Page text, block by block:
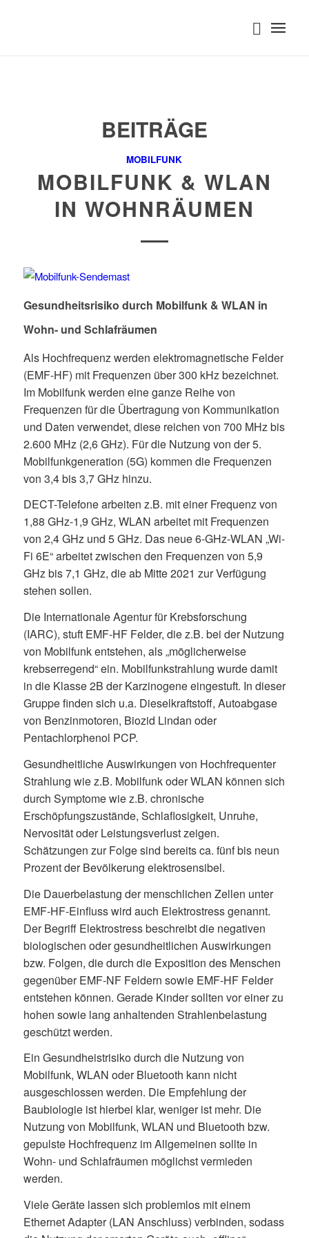
BEITRÄGE
MOBILFUNK
MOBILFUNK & WLAN
IN WOHNRÄUMEN
Gesundheitsrisiko durch Mobilfunk & WLAN in
Wohn- und Schlafräumen
Als Hochfrequenz werden elektromagnetische Felder
(EMF-HF) mit Frequenzen über 300 kHz bezeichnet.
Im Mobilfunk werden eine ganze Reihe von
Frequenzen für die Übertragung von Kommunikation
und Daten verwendet, diese reichen von 700 MHz bis
2.600 MHz (2,6 GHz). Für die Nutzung von der 5.
Mobilfunkgeneration (5G) kommen die Frequenzen
von 3,4 bis 3,7 GHz hinzu.
DECT-Telefone arbeiten z.B. mit einer Frequenz von
1,88 GHz-1,9 GHz, WLAN arbeitet mit Frequenzen
von 2,4 GHz und 5 GHz. Das neue 6-GHz-WLAN „Wi-
Fi 6E“ arbeitet zwischen den Frequenzen von 5,9
GHz bis 7,1 GHz, die ab Mitte 2021 zur Verfügung
stehen sollen.
Die Internationale Agentur für Krebsforschung
(IARC), stuft EMF-HF Felder, die z.B. bei der Nutzung
von Mobilfunk entstehen, als „möglicherweise
krebserregend“ ein. Mobilfunkstrahlung wurde damit
in die Klasse 2B der Karzinogene eingestuft. In dieser
Gruppe finden sich u.a. Dieselkraftstoff, Autoabgase
von Benzinmotoren, Biozid Lindan oder
Pentachlorphenol PCP.
Gesundheitliche Auswirkungen von Hochfrequenter
Strahlung wie z.B. Mobilfunk oder WLAN können sich
durch Symptome wie z.B. chronische
Erschöpfungszustände, Schlaflosigkeit, Unruhe,
Nervosität oder Leistungsverlust zeigen.
Schätzungen zur Folge sind bereits ca. fünf bis neun
Prozent der Bevölkerung elektrosensibel.
Die Dauerbelastung der menschlichen Zellen unter
EMF-HF-Einfluss wird auch Elektrostress genannt.
Der Begriff Elektrostress beschreibt die negativen
biologischen oder gesundheitlichen Auswirkungen
bzw. Folgen, die durch die Exposition des Menschen
gegenüber EMF-NF Feldern sowie EMF-HF Felder
entstehen können. Gerade Kinder sollten vor einer zu
hohen sowie lang anhaltenden Strahlenbelastung
geschützt werden.
Ein Gesundheistrisiko durch die Nutzung von
Mobilfunk, WLAN oder Bluetooth kann nicht
ausgeschlossen werden. Die Empfehlung der
Baubiologie ist hierbei klar, weniger ist mehr. Die
Nutzung von Mobilfunk, WLAN und Bluetooth bzw.
gepulste Hochfrequenz im Allgemeinen sollte in
Wohn- und Schlafräumen möglichst vermieden
werden.
Viele Geräte lassen sich problemlos mit einem
Ethernet Adapter (LAN Anschluss) verbinden, sodass